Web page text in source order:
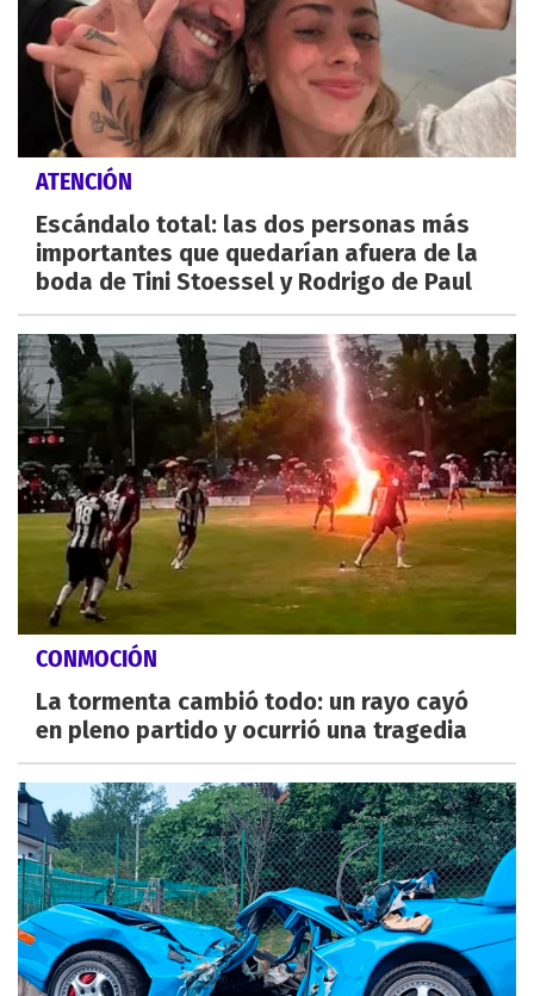
ATENCIÓN
Escándalo total: las dos personas más
importantes que quedarían afuera de la
boda de Tini Stoessel y Rodrigo de Paul
CONMOCIÓN
La tormenta cambió todo: un rayo cayó
en pleno partido y ocurrió una tragedia